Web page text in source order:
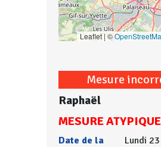
Leaflet | ©
Mesure
Raphaël
MESURE ATYPIQUE
Date de la
Lundi